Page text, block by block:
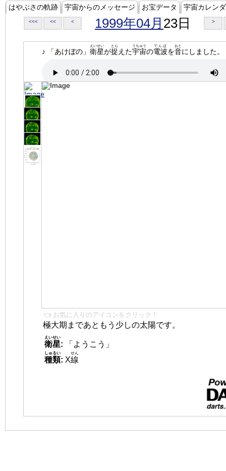
はやぶさの軌跡 宇宙からのメッセージ お宝データ 宇宙カレン
<<< << < 1999年04月 23日 >
♪ 「あけぼの」 衛星
えいせい
が捉
とら
えた宇宙
うちゅう
の電波
でんぱ
を音
おと
にしました。
👈 お気に入りのアイコンをクリック！
極大期まであともう少しの太陽です。
衛星
えいせい
:
「ようこう」
種類
しゅるい
: X線
せん